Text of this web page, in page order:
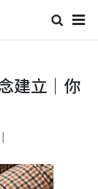
建立｜你